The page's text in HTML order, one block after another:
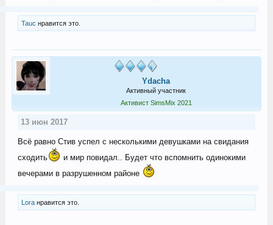
Tauc нравится это.
Ydacha
Активный участник
Активист SimsMix 2021
13 июн 2017
Всё равно Стив успел с несколькими девушками на свидания
сходить
и мир повидал.. Будет что вспомнить одинокими
вечерами в разрушенном районе
Loraнравится это.